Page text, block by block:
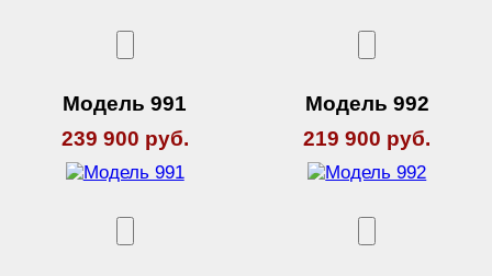
Модель 991
239 900 руб.
Модель 992
219 900 руб.